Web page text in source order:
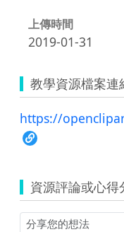
上傳時間
2019-01-31
教學資源檔案連
https://
資源評論或心得